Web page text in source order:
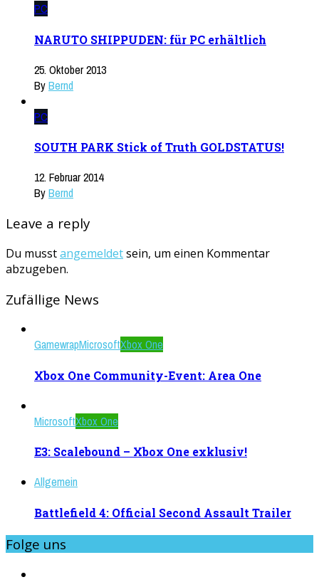
PC
NARUTO SHIPPUDEN: für PC erhältlich
25. Oktober 2013
ByBernd
PC
SOUTH PARK Stick of Truth GOLDSTATUS!
12. Februar 2014
ByBernd
Leave a reply
Du musstangemeldetsein, um einen Kommentar
abzugeben.
Zufällige News
GamewrapMicrosoftXbox One
Xbox One Community-Event: Area One
MicrosoftXbox One
E3: Scalebound – Xbox One exklusiv!
Allgemein
Battlefield 4: Official Second Assault Trailer
Folge uns